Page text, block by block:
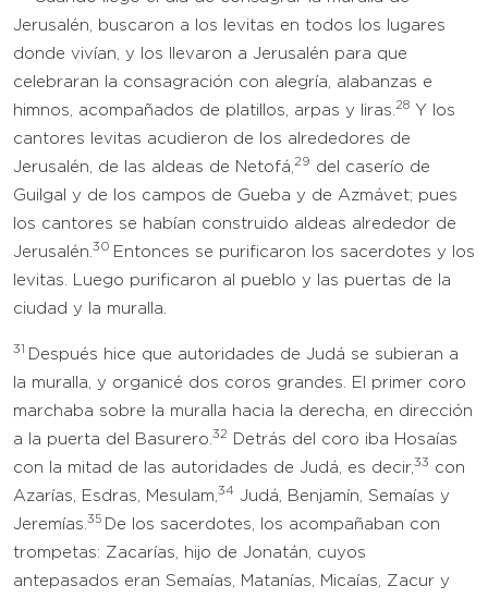
Jerusalén, buscaron a los levitas en todos los lugares
donde vivían, y los llevaron a Jerusalén para que
celebraran la consagración con alegría, alabanzas e
himnos, acompañados de platillos, arpas y liras. 28 Y los
cantores levitas acudieron de los alrededores de
Jerusalén, de las aldeas de Netofá, 29
del caserío de
Guilgal y de los campos de Gueba y de Azmávet; pues
los cantores se habían construido aldeas alrededor de
Jerusalén. 30 Entonces se purificaron los sacerdotes y los
levitas. Luego purificaron al pueblo y las puertas de la
ciudad y la muralla.
31
Después hice que autoridades de Judá se subieran a
la muralla, y organicé dos coros grandes. El primer coro
marchaba sobre la muralla hacia la derecha, en dirección
a la puerta del Basurero. 32
Detrás del coro iba Hosaías
con la mitad de las autoridades de Judá, es decir, 33
con
Azarías, Esdras, Mesulam, 34
Judá, Benjamín, Semaías y
Jeremías. 35
De los sacerdotes, los acompañaban con
trompetas: Zacarías, hijo de Jonatán, cuyos
antepasados eran Semaías, Matanías, Micaías, Zacur y